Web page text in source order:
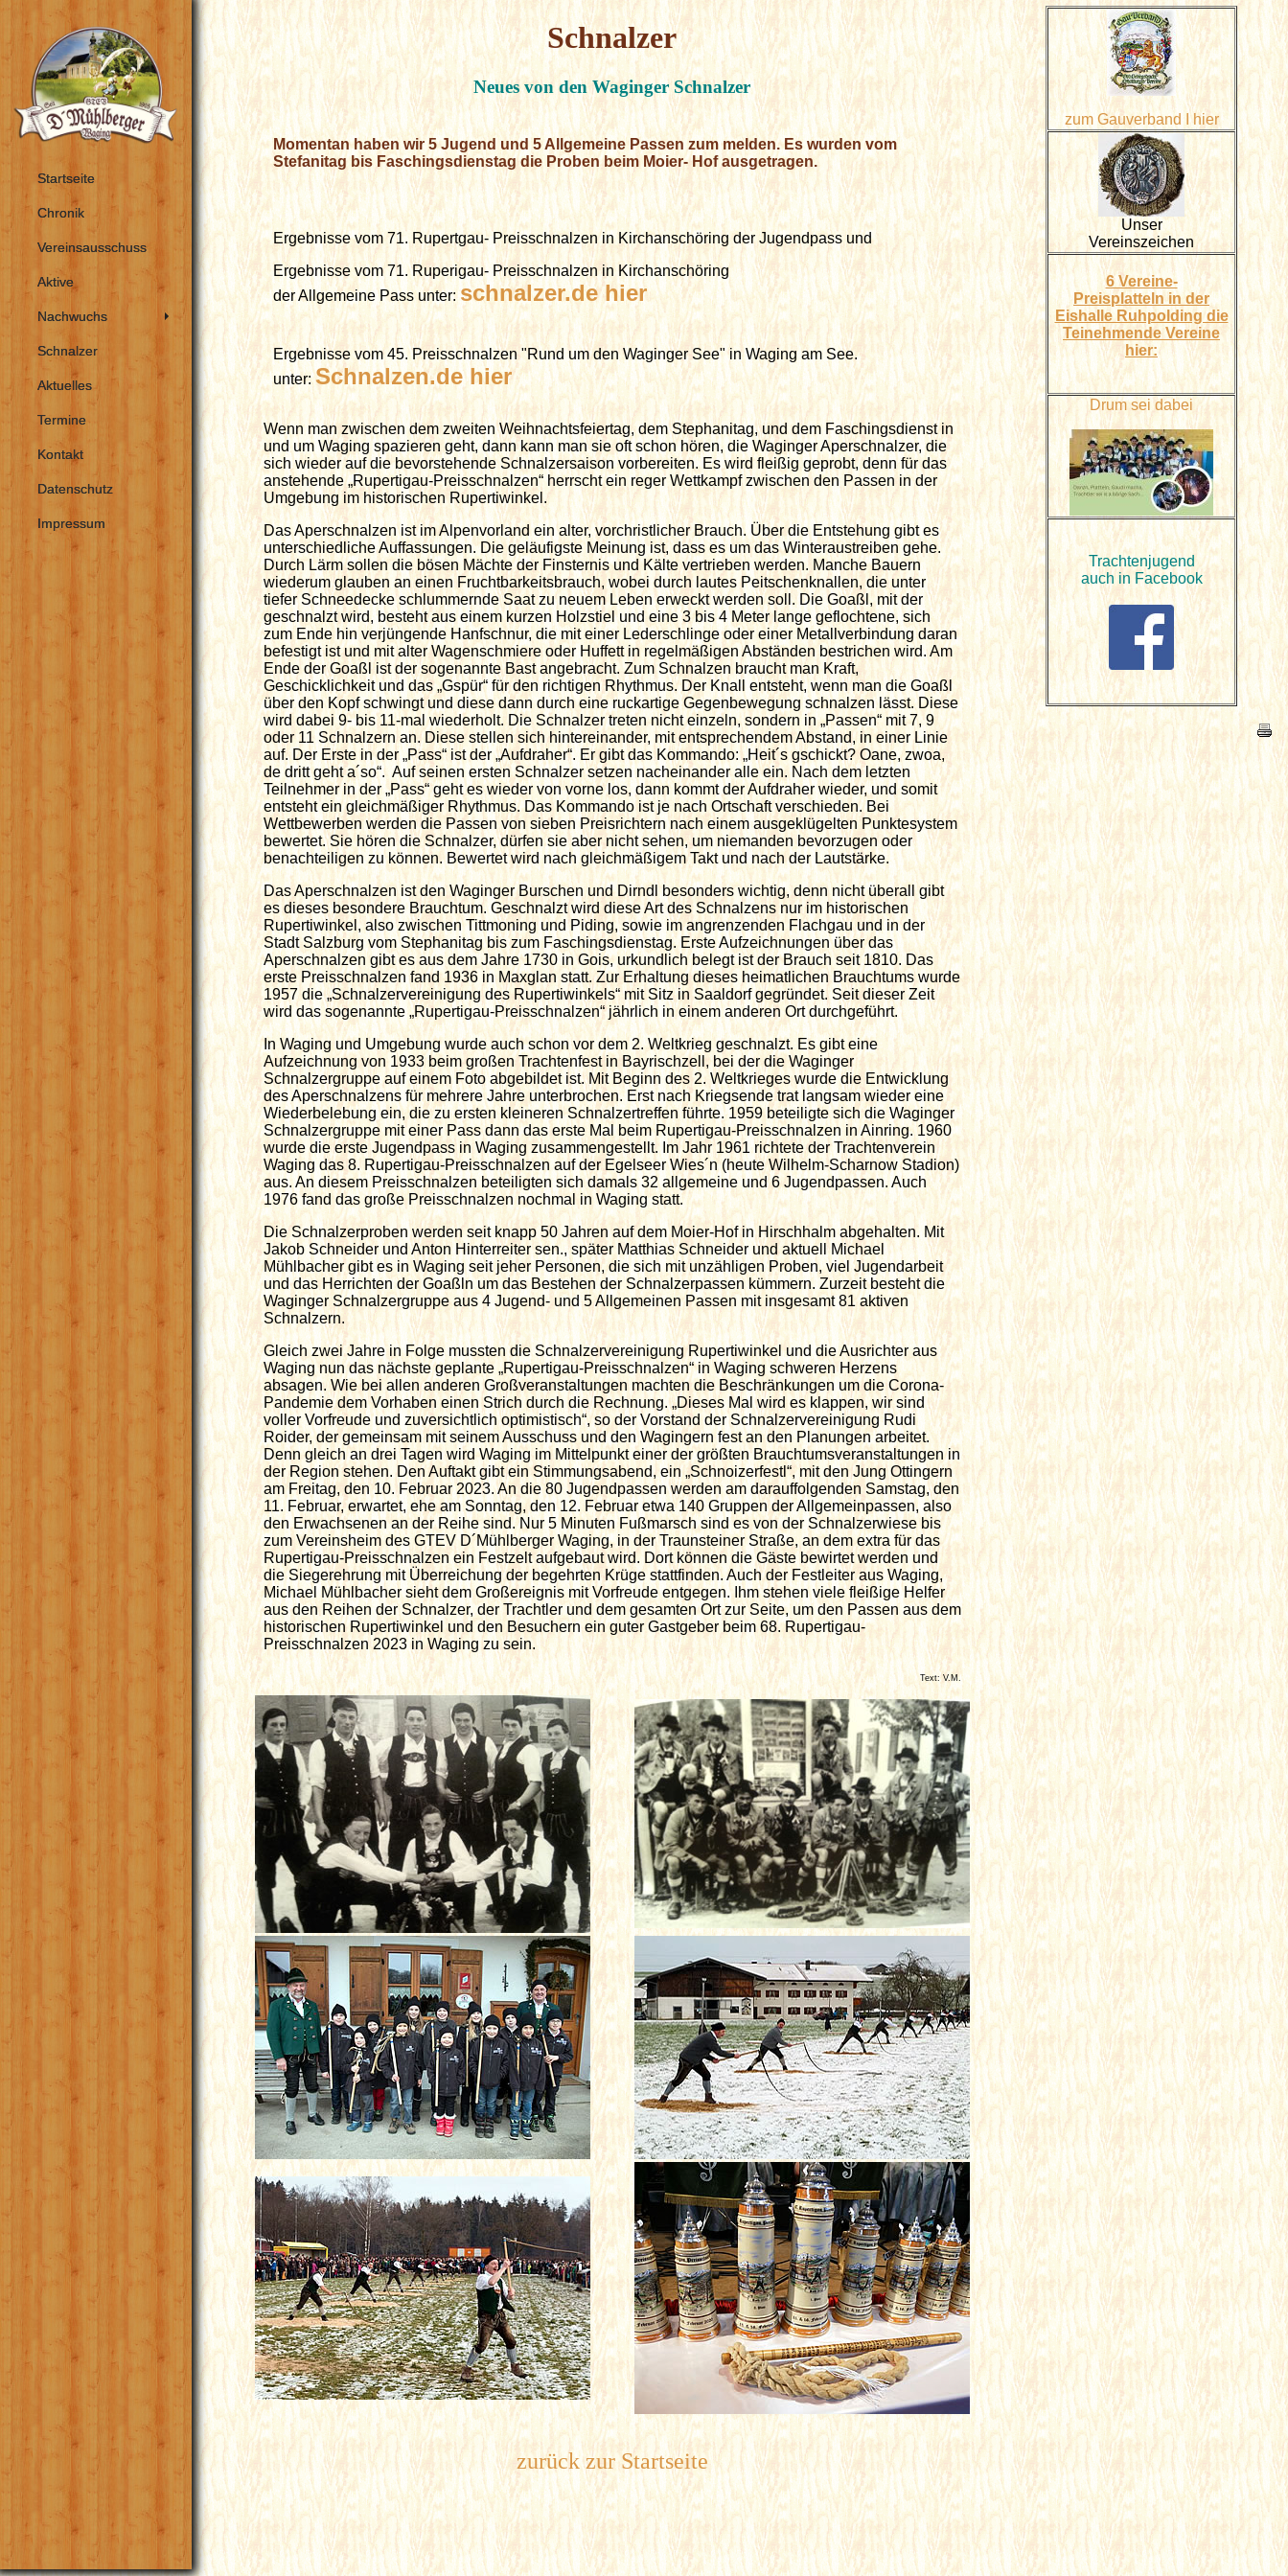
Startseite
Chronik
Vereinsausschuss
Aktive
Nachwuchs
Schnalzer
Aktuelles
Termine
Kontakt
Datenschutz
Impressum
Schnalzer
Neues von den Waginger Schnalzer
Momentan haben wir 5 Jugend und 5 Allgemeine Passen zum melden. Es wurden vom
Stefanitag bis Faschingsdienstag die Proben beim Moier- Hof ausgetragen.
Ergebnisse vom 71. Rupertgau- Preisschnalzen in Kirchanschöring der Jugendpass und
Ergebnisse vom 71. Ruperigau- Preisschnalzen in Kirchanschöring
der Allgemeine Pass unter: schnalzer.de hier
Ergebnisse vom 45. Preisschnalzen "Rund um den Waginger See" in Waging am See.
unter:Schnalzen.de hier
Wenn man zwischen dem zweiten Weihnachtsfeiertag, dem Stephanitag, und dem Faschingsdienst in
und um Waging spazieren geht, dann kann man sie oft schon hören, die Waginger Aperschnalzer, die
sich wieder auf die bevorstehende Schnalzersaison vorbereiten. Es wird fleißig geprobt, denn für das
anstehende „Rupertigau-Preisschnalzen“ herrscht ein reger Wettkampf zwischen den Passen in der
Umgebung im historischen Rupertiwinkel.
Das Aperschnalzen ist im Alpenvorland ein alter, vorchristlicher Brauch. Über die Entstehung gibt es
unterschiedliche Auffassungen. Die geläufigste Meinung ist, dass es um das Winteraustreiben gehe.
Durch Lärm sollen die bösen Mächte der Finsternis und Kälte vertrieben werden. Manche Bauern
wiederum glauben an einen Fruchtbarkeitsbrauch, wobei durch lautes Peitschenknallen, die unter
tiefer Schneedecke schlummernde Saat zu neuem Leben erweckt werden soll. Die Goaßl, mit der
geschnalzt wird, besteht aus einem kurzen Holzstiel und eine 3 bis 4 Meter lange geflochtene, sich
zum Ende hin verjüngende Hanfschnur, die mit einer Lederschlinge oder einer Metallverbindung daran
befestigt ist und mit alter Wagenschmiere oder Huffett in regelmäßigen Abständen bestrichen wird. Am
Ende der Goaßl ist der sogenannte Bast angebracht. Zum Schnalzen braucht man Kraft,
Geschicklichkeit und das „Gspür“ für den richtigen Rhythmus. Der Knall entsteht, wenn man die Goaßl
über den Kopf schwingt und diese dann durch eine ruckartige Gegenbewegung schnalzen lässt. Diese
wird dabei 9- bis 11-mal wiederholt. Die Schnalzer treten nicht einzeln, sondern in „Passen“ mit 7, 9
oder 11 Schnalzern an. Diese stellen sich hintereinander, mit entsprechendem Abstand, in einer Linie
auf. Der Erste in der „Pass“ ist der „Aufdraher“. Er gibt das Kommando: „Heit´s gschickt? Oane, zwoa,
de dritt geht a´so“. Auf seinen ersten Schnalzer setzen nacheinander alle ein. Nach dem letzten
Teilnehmer in der „Pass“ geht es wieder von vorne los, dann kommt der Aufdraher wieder, und somit
entsteht ein gleichmäßiger Rhythmus. Das Kommando ist je nach Ortschaft verschieden. Bei
Wettbewerben werden die Passen von sieben Preisrichtern nach einem ausgeklügelten Punktesystem
bewertet. Sie hören die Schnalzer, dürfen sie aber nicht sehen, um niemanden bevorzugen oder
benachteiligen zu können. Bewertet wird nach gleichmäßigem Takt und nach der Lautstärke.
Das Aperschnalzen ist den Waginger Burschen und Dirndl besonders wichtig, denn nicht überall gibt
es dieses besondere Brauchtum. Geschnalzt wird diese Art des Schnalzens nur im historischen
Rupertiwinkel, also zwischen Tittmoning und Piding, sowie im angrenzenden Flachgau und in der
Stadt Salzburg vom Stephanitag bis zum Faschingsdienstag. Erste Aufzeichnungen über das
Aperschnalzen gibt es aus dem Jahre 1730 in Gois, urkundlich belegt ist der Brauch seit 1810. Das
erste Preisschnalzen fand 1936 in Maxglan statt. Zur Erhaltung dieses heimatlichen Brauchtums wurde
1957 die „Schnalzervereinigung des Rupertiwinkels“ mit Sitz in Saaldorf gegründet. Seit dieser Zeit
wird das sogenannte „Rupertigau-Preisschnalzen“ jährlich in einem anderen Ort durchgeführt.
In Waging und Umgebung wurde auch schon vor dem 2. Weltkrieg geschnalzt. Es gibt eine
Aufzeichnung von 1933 beim großen Trachtenfest in Bayrischzell, bei der die Waginger
Schnalzergruppe auf einem Foto abgebildet ist. Mit Beginn des 2. Weltkrieges wurde die Entwicklung
des Aperschnalzens für mehrere Jahre unterbrochen. Erst nach Kriegsende trat langsam wieder eine
Wiederbelebung ein, die zu ersten kleineren Schnalzertreffen führte. 1959 beteiligte sich die Waginger
Schnalzergruppe mit einer Pass dann das erste Mal beim Rupertigau-Preisschnalzen in Ainring. 1960
wurde die erste Jugendpass in Waging zusammengestellt. Im Jahr 1961 richtete der Trachtenverein
Waging das 8. Rupertigau-Preisschnalzen auf der Egelseer Wies´n (heute Wilhelm-Scharnow Stadion)
aus. An diesem Preisschnalzen beteiligten sich damals 32 allgemeine und 6 Jugendpassen. Auch
1976 fand das große Preisschnalzen nochmal in Waging statt.
Die Schnalzerproben werden seit knapp 50 Jahren auf dem Moier-Hof in Hirschhalm abgehalten. Mit
Jakob Schneider und Anton Hinterreiter sen., später Matthias Schneider und aktuell Michael
Mühlbacher gibt es in Waging seit jeher Personen, die sich mit unzähligen Proben, viel Jugendarbeit
und das Herrichten der Goaßln um das Bestehen der Schnalzerpassen kümmern. Zurzeit besteht die
Waginger Schnalzergruppe aus 4 Jugend- und 5 Allgemeinen Passen mit insgesamt 81 aktiven
Schnalzern.
Gleich zwei Jahre in Folge mussten die Schnalzervereinigung Rupertiwinkel und die Ausrichter aus
Waging nun das nächste geplante „Rupertigau-Preisschnalzen“ in Waging schweren Herzens
absagen. Wie bei allen anderen Großveranstaltungen machten die Beschränkungen um die Corona-
Pandemie dem Vorhaben einen Strich durch die Rechnung. „Dieses Mal wird es klappen, wir sind
voller Vorfreude und zuversichtlich optimistisch“, so der Vorstand der Schnalzervereinigung Rudi
Roider, der gemeinsam mit seinem Ausschuss und den Wagingern fest an den Planungen arbeitet.
Denn gleich an drei Tagen wird Waging im Mittelpunkt einer der größten Brauchtumsveranstaltungen in
der Region stehen. Den Auftakt gibt ein Stimmungsabend, ein „Schnoizerfestl“, mit den Jung Ottingern
am Freitag, den 10. Februar 2023. An die 80 Jugendpassen werden am darauffolgenden Samstag, den
11. Februar, erwartet, ehe am Sonntag, den 12. Februar etwa 140 Gruppen der Allgemeinpassen, also
den Erwachsenen an der Reihe sind. Nur 5 Minuten Fußmarsch sind es von der Schnalzerwiese bis
zum Vereinsheim des GTEV D´Mühlberger Waging, in der Traunsteiner Straße, an dem extra für das
Rupertigau-Preisschnalzen ein Festzelt aufgebaut wird. Dort können die Gäste bewirtet werden und
die Siegerehrung mit Überreichung der begehrten Krüge stattfinden. Auch der Festleiter aus Waging,
Michael Mühlbacher sieht dem Großereignis mit Vorfreude entgegen. Ihm stehen viele fleißige Helfer
aus den Reihen der Schnalzer, der Trachtler und dem gesamten Ort zur Seite, um den Passen aus dem
historischen Rupertiwinkel und den Besuchern ein guter Gastgeber beim 68. Rupertigau-
Preisschnalzen 2023 in Waging zu sein.
Text: V.M.
zurück zur Startseite
zum Gauverband I hier
Unser
Vereinszeichen
6 Vereine-
Preisplatteln in der
Eishalle Ruhpolding die
Teinehmende Vereine
hier:
Drum sei dabei
Trachtenjugend
auch in Facebook